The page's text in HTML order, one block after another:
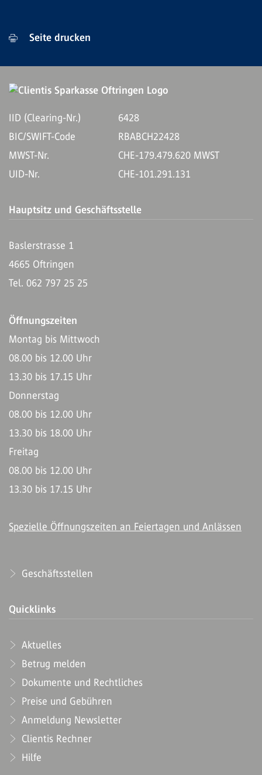
Seite drucken
IID (Clearing-Nr.)
6428
BIC/SWIFT-Code
RBABCH22428
MWST-Nr.
CHE-179.479.620 MWST
UID-Nr.
CHE-101.291.131
Hauptsitz und Geschäftsstelle
Baslerstrasse 1
4665 Oftringen
Tel. 062 797 25 25
Öffnungszeiten
Montag bis Mittwoch
08.00 bis 12.00 Uhr
13.30 bis 17.15 Uhr
Donnerstag
08.00 bis 12.00 Uhr
13.30 bis 18.00 Uhr
Freitag
08.00 bis 12.00 Uhr
13.30 bis 17.15 Uhr
Spezielle Öffnungszeiten an Feiertagen und Anlässen
Geschäftsstellen
Quicklinks
Aktuelles
Betrug melden
Dokumente und Rechtliches
Preise und Gebühren
Anmeldung Newsletter
Clientis Rechner
Hilfe